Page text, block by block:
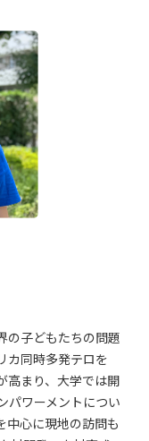
の子どもたちの問題
カ同時多発テロを
高まり、大学では開
パワーメントについ
中心に現地の訪問も